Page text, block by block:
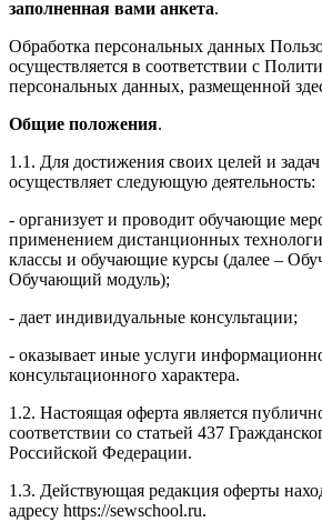
заполненная вами анкета.
Обработка персональных данных
осуществляется в соответствии с
персональных данных, размещенной
Общие положения.
1.1. Для достижения своих целей и
осуществляет следующую деятельность:
- организует и проводит обучающие
применением дистанционных
классы и обучающие курсы (далее –
Обучающий модуль);
- дает индивидуальные консультации;
- оказывает иные услуги
консультационного характера.
1.2. Настоящая оферта является
соответствии со статьей 437
Российской Федерации.
1.3. Действующая редакция оферты
адресу https://sewschool.ru.